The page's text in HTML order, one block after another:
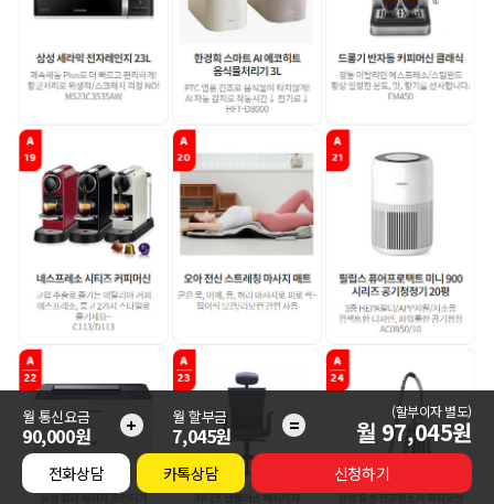
월 통신요금
90,000원 + 월 할부금
7,045원 = (할부이자 별도)
월 97,045원
전화상담 카톡상담 신청하기